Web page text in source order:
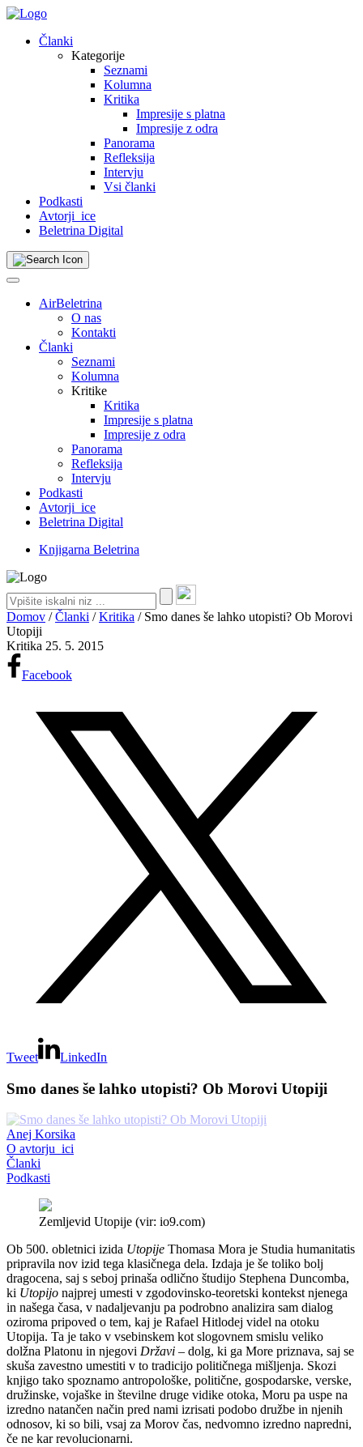
Skip
contentČlanki
Kategorije
Seznami
Kolumna
Kritika
Impresije s platna
Impresije z odra
Panorama
Refleksija
Intervju
Vsi članki
Podkasti
Avtorji_ice
Beletrina Digital
AirBeletrina
O nas
Kontakti
Članki
Seznami
Kolumna
Kritike
Kritika
Impresije s platna
Impresije z odra
Panorama
Refleksija
Intervju
Podkasti
Avtorji_ice
Beletrina Digital
Knjigarna Beletrina
Domov /Članki /Kritika / Smo danes še lahko utopisti? Ob Morovi
Utopiji
Kritika 25. 5. 2015
Facebook
Tweet LinkedIn
Smo danes še lahko utopisti? Ob Morovi Utopiji
Anej Korsika
O avtorju_ici
Članki
Podkasti
Zemljevid Utopije (vir: io9.com)
Ob 500. obletnici izida Utopije Thomasa Mora je Studia humanitatis
pripravila nov izid tega klasičnega dela. Izdaja je še toliko bolj
dragocena, saj s seboj prinaša odlično študijo Stephena Duncomba,
ki Utopijo najprej umesti v zgodovinsko-teoretski kontekst njenega
in našega časa, v nadaljevanju pa podrobno analizira sam dialog
oziroma pripoved o tem, kaj je Rafael Hitlodej videl na otoku
Utopija. Ta je tako v vsebinskem kot slogovnem smislu veliko
dolžna Platonu in njegovi Državi – dolg, ki ga More priznava, saj se
skuša zavestno umestiti v to tradicijo političnega mišljenja. Skozi
knjigo tako spoznamo antropološke, politične, gospodarske, verske,
družinske, vojaške in številne druge vidike otoka, Moru pa uspe na
izredno natančen način pred nami izrisati podobo družbe in njenih
odnosov, ki so bili, vsaj za Morov čas, nedvomno izredno napredni,
če ne kar revolucionarni.